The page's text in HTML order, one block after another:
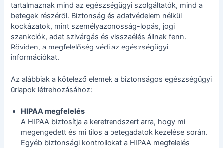
tartalmaznak mind az egészségügyi szolgáltatók, mind a
betegek részéről. Biztonság és adatvédelem nélkül
kockázatok, mint személyazonosság-lopás, jogi
szankciók, adat szivárgás és visszaélés állnak fenn.
Röviden, a megfelelőség védi az egészségügyi
információkat.
Az alábbiak a kötelező elemek a biztonságos egészségügyi
űrlapok létrehozásához:
HIPAA megfelelés
A HIPAA biztosítja a keretrendszert arra, hogy mi
megengedett és mi tilos a betegadatok kezelése során.
Egyéb biztonsági kontrollokat a HIPAA megfelelés